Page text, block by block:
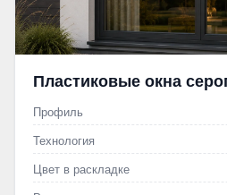
Пластиковые окна
Профиль
Технология
Цвет в раскладке